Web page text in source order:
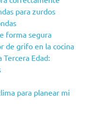
para zurdos
forma segura
de grifo en la cocina
Tercera Edad:
para planear mi